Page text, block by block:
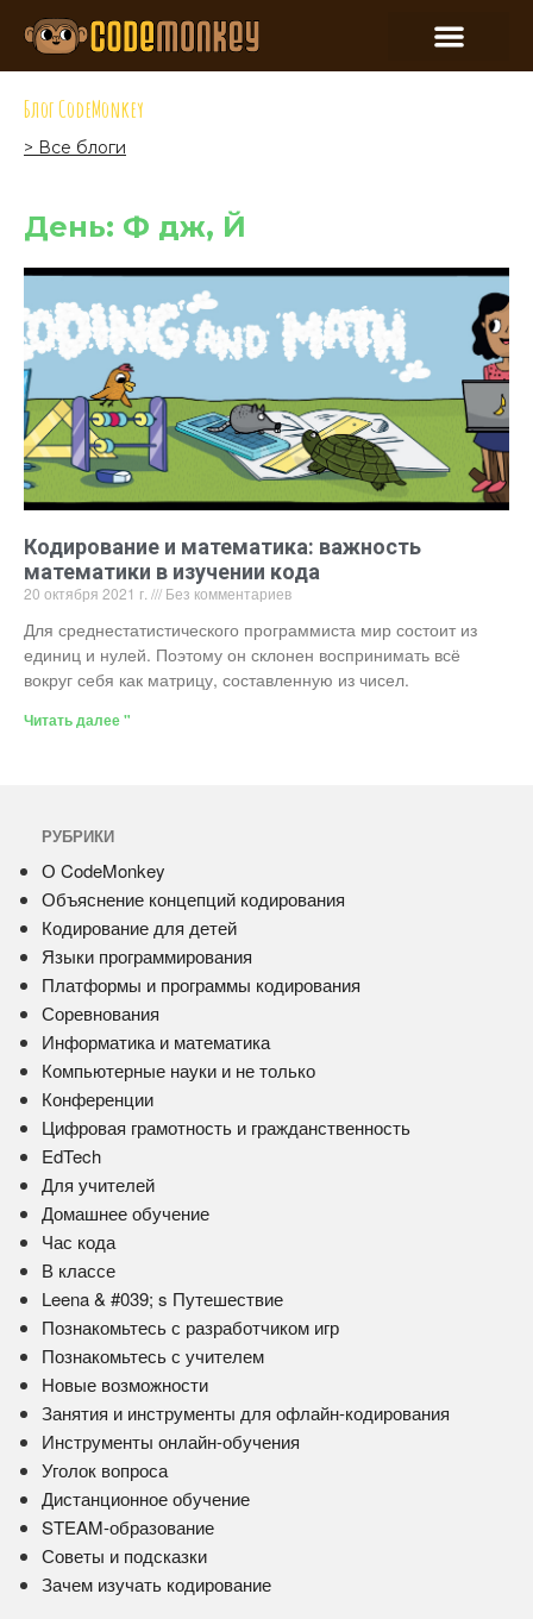
Блог CodeMonkey
> Все блоги
День: Ф дж, Й
Кодирование и математика: важность
математики в изучении кода
20 октября 2021 г. Без комментариев
Для среднестатистического программиста мир состоит из
единиц и нулей. Поэтому он склонен воспринимать всё
вокруг себя как матрицу, составленную из чисел.
Читать далее "
РУБРИКИ
О CodeMonkey
Объяснение концепций кодирования
Кодирование для детей
Языки программирования
Платформы и программы кодирования
Соревнования
Информатика и математика
Компьютерные науки и не только
Конференции
Цифровая грамотность и гражданственность
EdTech
Для учителей
Домашнее обучение
Час кода
В классе
Leena & #039; s Путешествие
Познакомьтесь с разработчиком игр
Познакомьтесь с учителем
Новые возможности
Занятия и инструменты для офлайн-кодирования
Инструменты онлайн-обучения
Уголок вопроса
Дистанционное обучение
STEAM-образование
Советы и подсказки
Зачем изучать кодирование